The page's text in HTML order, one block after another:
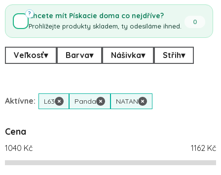
Chcete mít Pískacie doma co nejdříve?
Prohlížejte produkty skladem, ty odesíláme ihned.
0
?
Veľkosť▾ Barva▾ Nášivka▾ Střih▾
Aktívne: L63 × Panda × NATAN ×
Cena
1040 Kč 1162 Kč